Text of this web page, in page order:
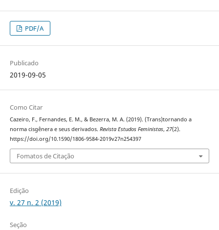
PDF/A
Publicado
2019-09-05
Como Citar
Cazeiro, F., Fernandes, E. M., & Bezerra, M. A. (2019). (Trans)tornando a
norma cisgênera e seus derivados. Revista Estudos Feministas, 27(2).
https://doi.org/10.1590/1806-9584-2019v27n254397
Fomatos de Citação
Edição
v. 27 n. 2 (2019)
Seção